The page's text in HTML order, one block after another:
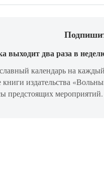
выходит два раза в
календарь на
издательства
предстоящих мероприятий.